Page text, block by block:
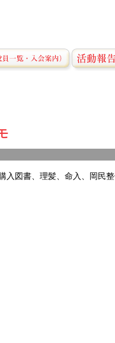
入図書、理髪、命入、岡民